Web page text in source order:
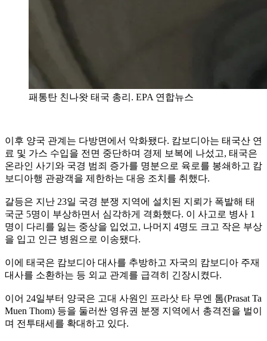
패통탄 친나왓 태국 총리. EPA 연합뉴스
이후 양국 관계는 다방면에서 악화됐다. 캄보디아는 태국산 연
료 및 가스 수입을 전면 중단하며 경제 보복에 나섰고, 태국은
온라인 사기와 국경 범죄 증가를 명분으로 육로를 봉쇄하고 캄
보디아행 관광객을 제한하는 대응 조치를 취했다.
갈등은 지난 23일 국경 분쟁 지역에 설치된 지뢰가 폭발해 태
국군 5명이 부상하면서 심각하게 격화했다. 이 사고로 병사 1
명이 다리를 잃는 중상을 입었고, 나머지 4명도 크고 작은 부상
을 입고 인근 병원으로 이송됐다.
이에 태국은 캄보디아 대사를 추방하고 자국의 캄보디아 주재
대사를 소환하는 등 외교 관계를 급격히 긴장시켰다.
이어 24일부터 양국은 고대 사원인 프라삿 타 무엔 톰(Prasat Ta
Muen Thom) 등을 둘러싼 영유권 분쟁 지역에서 총격전을 벌이
며 전투태세를 확대하고 있다.